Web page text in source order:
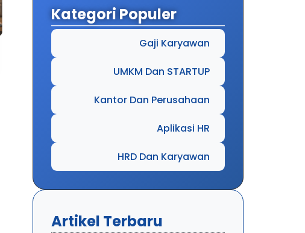
Kategori Populer
Gaji Karyawan
UMKM Dan STARTUP
Kantor Dan Perusahaan
Aplikasi HR
HRD Dan Karyawan
Artikel Terbaru